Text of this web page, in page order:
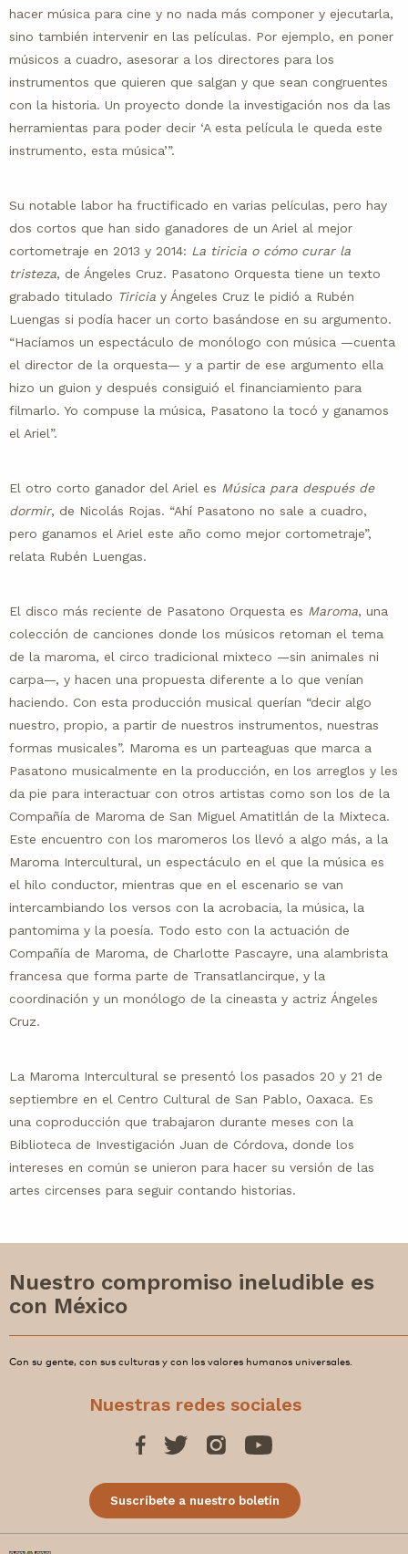
hacer música para cine y no nada más componer y ejecutarla,
sino también intervenir en las películas. Por ejemplo, en poner
músicos a cuadro, asesorar a los directores para los
instrumentos que quieren que salgan y que sean congruentes
con la historia. Un proyecto donde la investigación nos da las
herramientas para poder decir ‘A esta película le queda este
instrumento, esta música’”.
Su notable labor ha fructificado en varias películas, pero hay
dos cortos que han sido ganadores de un Ariel al mejor
cortometraje en 2013 y 2014: La tiricia o cómo curar la
tristeza, de Ángeles Cruz. Pasatono Orquesta tiene un texto
grabado titulado Tiricia y Ángeles Cruz le pidió a Rubén
Luengas si podía hacer un corto basándose en su argumento.
“Hacíamos un espectáculo de monólogo con música —cuenta
el director de la orquesta— y a partir de ese argumento ella
hizo un guion y después consiguió el financiamiento para
filmarlo. Yo compuse la música, Pasatono la tocó y ganamos
el Ariel”.
El otro corto ganador del Ariel es Música para después de
dormir, de Nicolás Rojas. “Ahí Pasatono no sale a cuadro,
pero ganamos el Ariel este año como mejor cortometraje”,
relata Rubén Luengas.
El disco más reciente de Pasatono Orquesta es Maroma, una
colección de canciones donde los músicos retoman el tema
de la maroma, el circo tradicional mixteco —sin animales ni
carpa—, y hacen una propuesta diferente a lo que venían
haciendo. Con esta producción musical querían “decir algo
nuestro, propio, a partir de nuestros instrumentos, nuestras
formas musicales”. Maroma es un parteaguas que marca a
Pasatono musicalmente en la producción, en los arreglos y les
da pie para interactuar con otros artistas como son los de la
Compañía de Maroma de San Miguel Amatitlán de la Mixteca.
Este encuentro con los maromeros los llevó a algo más, a la
Maroma Intercultural, un espectáculo en el que la música es
el hilo conductor, mientras que en el escenario se van
intercambiando los versos con la acrobacia, la música, la
pantomima y la poesía. Todo esto con la actuación de
Compañía de Maroma, de Charlotte Pascayre, una alambrista
francesa que forma parte de Transatlancirque, y la
coordinación y un monólogo de la cineasta y actriz Ángeles
Cruz.
La Maroma Intercultural se presentó los pasados 20 y 21 de
septiembre en el Centro Cultural de San Pablo, Oaxaca. Es
una coproducción que trabajaron durante meses con la
Biblioteca de Investigación Juan de Córdova, donde los
intereses en común se unieron para hacer su versión de las
artes circenses para seguir contando historias.
Nuestro compromiso ineludible es
con México
Con su gente, con sus culturas y con los valores humanos universales.
Nuestras redes sociales
Suscríbete a nuestro boletín